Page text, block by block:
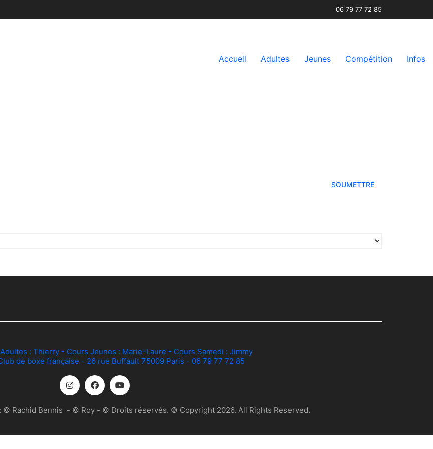
06 79 77 72 85
Accueil Adultes Jeunes Compétition Infos
: Thierry - Cours Jeunes : Marie-Laure - Cours Samedi : Jimmy
de boxe française - 26 rue Buffault 75009 Paris - 06 79 77 72 85
© Rachid Bennis - © Roy - © Droits réservés. © Copyright 2026. All Rights Reserved.